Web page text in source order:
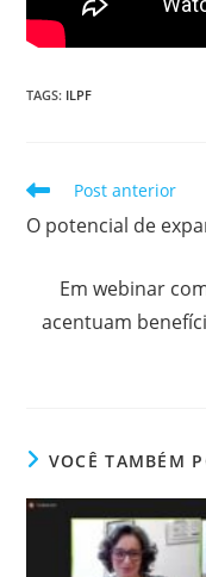
TAGS: ILPF
Post anterior
O potencial de
Em webinar
acentuam
VOCÊ TAMBÉM